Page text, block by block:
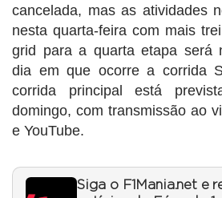
cancelada, mas as atividades
nesta quarta-feira com mais
grid para a quarta etapa será
dia em que ocorre a corrida
corrida principal está
domingo, com transmissão ao
e YouTube.
Siga o F1Mania.net e